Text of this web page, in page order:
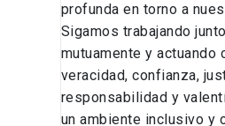
profunda en torno a
Sigamos trabajando
mutuamente y actuando
veracidad, confianza,
responsabilidad y
un ambiente inclusivo y